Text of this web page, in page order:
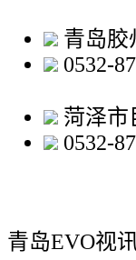
青岛胶
0532-
菏泽市
0532-
青岛EVO视